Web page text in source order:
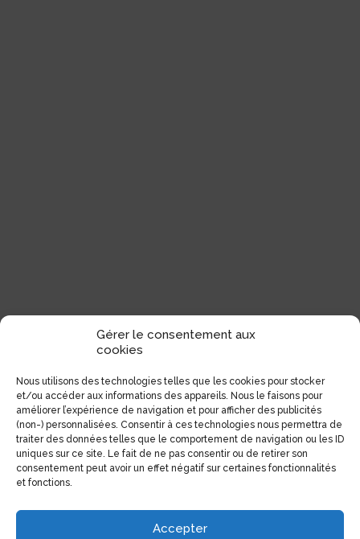
Gérer le consentement aux
cookies
Nous utilisons des technologies telles que les cookies pour stocker
et/ou accéder aux informations des appareils. Nous le faisons pour
améliorer l’expérience de navigation et pour afficher des publicités
(non-) personnalisées. Consentir à ces technologies nous permettra de
traiter des données telles que le comportement de navigation ou les ID
uniques sur ce site. Le fait de ne pas consentir ou de retirer son
consentement peut avoir un effet négatif sur certaines fonctionnalités
et fonctions.
Accepter
Coordonnées
1551, Avenue Laurier Est (Coin Laurier/Fabre)
(514) 522-1785